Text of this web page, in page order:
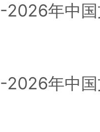
年中国
年中国